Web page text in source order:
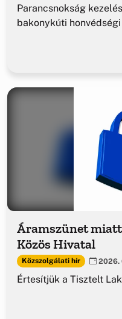
Parancsnokság
bakonykúti
Áramszünet miatt
Közös Hivatal
Közszolgálati hír 2026.
Értesítjük a Tisztelt